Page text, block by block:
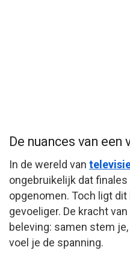
De nuances van
In de wereld van
ongebruikelijk dat
opgenomen. Toch ligt
gevoeliger. De kracht
beleving: samen stem
voel je de spanning.